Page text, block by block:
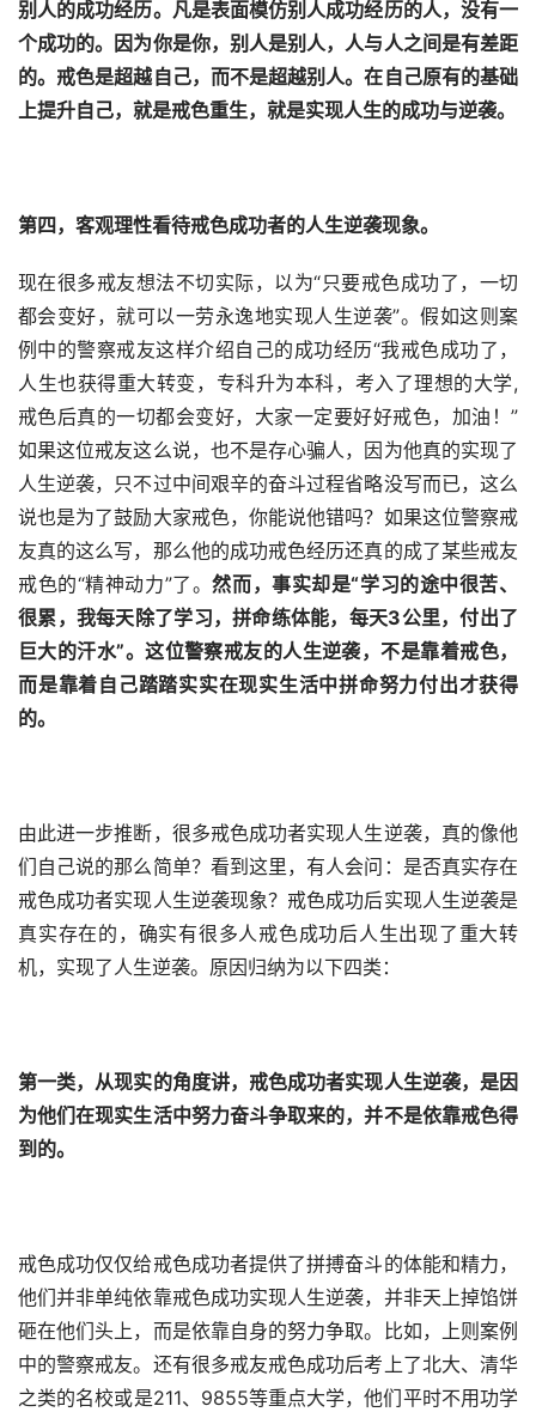
别人的成功经历。凡是表面模仿别人成功经历的人，没有一
个成功的。因为你是你，别人是别人，人与人之间是有差距
的。戒色是超越自己，而不是超越别人。在自己原有的基础
上提升自己，就是戒色重生，就是实现人生的成功与逆袭。
第四，客观理性看待戒色成功者的人生逆袭现象。
现在很多戒友想法不切实际，以为“只要戒色成功了，一切
都会变好，就可以一劳永逸地实现人生逆袭”。假如这则案
例中的警察戒友这样介绍自己的成功经历“我戒色成功了，
人生也获得重大转变，专科升为本科，考入了理想的大学,
戒色后真的一切都会变好，大家一定要好好戒色，加油！”
如果这位戒友这么说，也不是存心骗人，因为他真的实现了
人生逆袭，只不过中间艰辛的奋斗过程省略没写而已，这么
说也是为了鼓励大家戒色，你能说他错吗？如果这位警察戒
友真的这么写，那么他的成功戒色经历还真的成了某些戒友
戒色的“精神动力”了。然而，事实却是“学习的途中很苦、
很累，我每天除了学习，拼命练体能，每天3公里，付出了
巨大的汗水”。这位警察戒友的人生逆袭，不是靠着戒色，
而是靠着自己踏踏实实在现实生活中拼命努力付出才获得
的。
由此进一步推断，很多戒色成功者实现人生逆袭，真的像他
们自己说的那么简单？看到这里，有人会问：是否真实存在
戒色成功者实现人生逆袭现象？戒色成功后实现人生逆袭是
真实存在的，确实有很多人戒色成功后人生出现了重大转
机，实现了人生逆袭。原因归纳为以下四类：
第一类， 从现实的角度讲， 戒色成功者实现人生逆袭，是因
为他们在现实生活中努力奋斗争取来的，并不是依靠戒色得
到的。
戒色成功仅仅给戒色成功者提供了拼搏奋斗的体能和精力，
他们并非单纯依靠戒色成功实现人生逆袭，并非天上掉馅饼
砸在他们头上，而是依靠自身的努力争取。比如，上则案例
中的警察戒友。还有很多戒友戒色成功后考上了北大、清华
之类的名校或是211、9855等重点大学，他们平时不用功学